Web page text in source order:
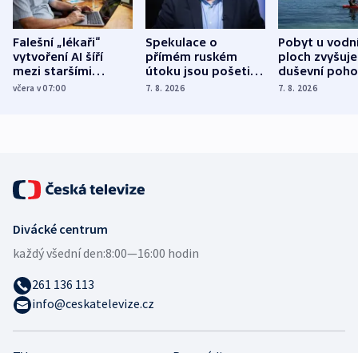
Falešní „lékaři“
vytvoření AI šíří
mezi staršími
Poláky nebezpečné
včera v 07:00
Spekulace o
přímém ruském
útoku jsou pošetilé,
míní estonský
7. 8. 2026
Pobyt u
ploch zvyšuje
duševní
ukázala
7. 8. 2026
Divácké centrum
každý všední den:8:00—16:00 hodin
261 136 113
info@ceskatelevize.cz